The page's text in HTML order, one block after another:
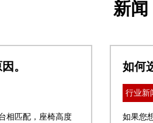
新闻
如何选择适合自己的花
如果您想美化您的户外空间并为放